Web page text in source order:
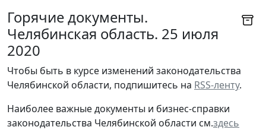
Горячие документы.
Челябинская область. 25 июля
2020
Чтобы быть в курсе изменений законодательства
Челябинской области, подпишитесь на RSS-ленту.
Наиболее важные документы и бизнес-справки
законодательства Челябинской области см.здесь